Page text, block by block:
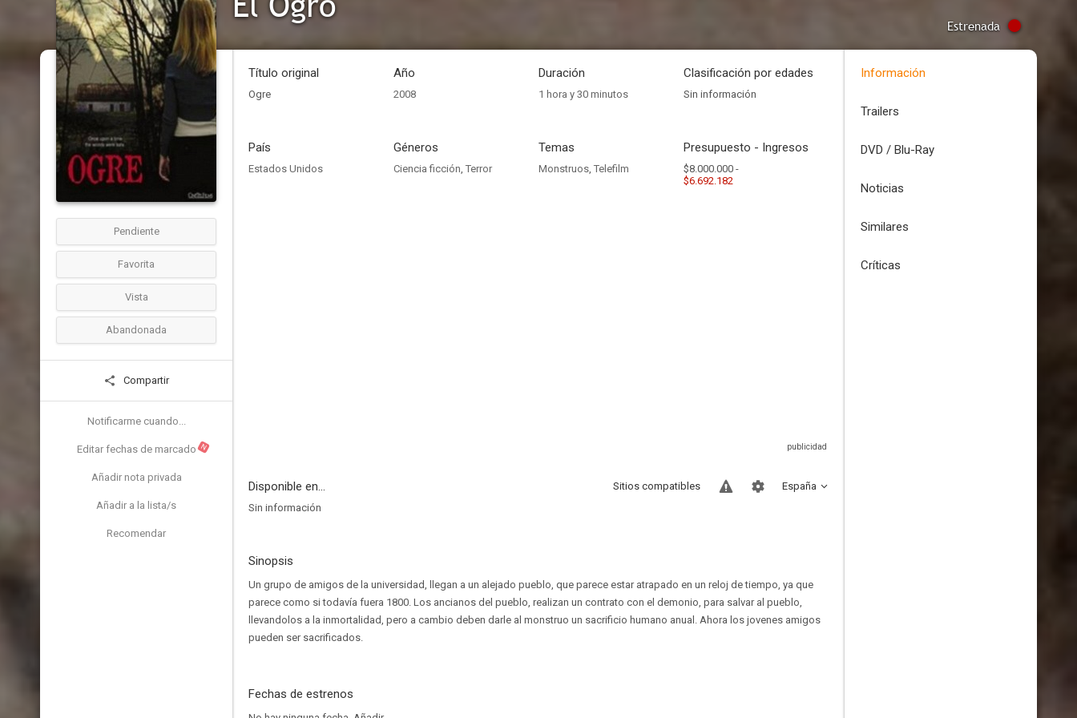
Estrenada
Pendiente
Favorita
Vista
Abandonada
Compartir
Notificarme cuando...
Editar fechas de marcado N
Añadir nota privada
Añadir a la lista/s
Recomendar
Título original
Ogre
Año
2008
Duración
1 hora y 30 minutos
Clasificación por edades
Sin información
País
Estados Unidos
Géneros
Ciencia ficción, Terror
Temas
Monstruos, Telefilm
Presupuesto - Ingresos
$8.000.000 -
$6.692.182
Disponible en... España
Sitios compatibles
Sin información
Sinopsis
Un grupo de amigos de la universidad, llegan a un alejado pueblo, que parece estar atrapado en un reloj de tiempo, ya que
parece como si todavía fuera 1800. Los ancianos del pueblo, realizan un contrato con el demonio, para salvar al pueblo,
llevandolos a la inmortalidad, pero a cambio deben darle al monstruo un sacrificio humano anual. Ahora los jovenes amigos
pueden ser sacrificados.
Fechas de estrenos
Información
Trailers
DVD / Blu-Ray
Noticias
Similares
Críticas